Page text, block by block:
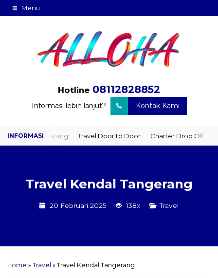
Menu
Hotline 08112828852
Informasi lebih lanjut? Kontak Kami
Barang Travel Door to Door Charter Drop Off Sewa Hiace
Travel Kendal Tangerang
20 Februari 2025 138x Travel
Home » Travel » Travel Kendal Tangerang